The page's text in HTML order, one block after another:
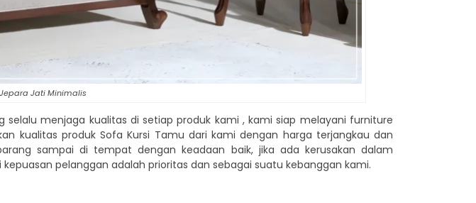
Jati Minimalis
menjaga kualitas di setiap produk kami , kami siap melayani furniture
kualitas produk Sofa Kursi Tamu dari kami dengan harga terjangkau dan
sampai di tempat dengan keadaan baik, jika ada kerusakan dalam
pelanggan adalah prioritas dan sebagai suatu kebanggan kami.